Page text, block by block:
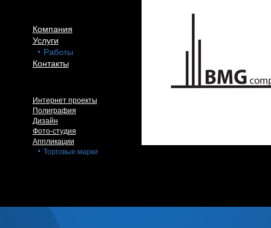
Компания
Услуги
Работы
Контакты
Интернет проекты
Полиграфия
Дизайн
Фото-студия
Аппликации
Торговые марки